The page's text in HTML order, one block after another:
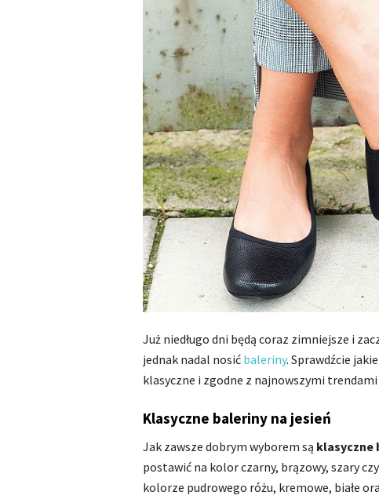
Już niedługo dni będą coraz zimniejsze i
jednak nadal nosić baleriny. Sprawdźcie jakie
klasyczne i zgodne z najnowszymi
Klasyczne baleriny na jesień
Jak zawsze dobrym wyborem są klasyczne
postawić na kolor czarny, brązowy, szary
kolorze pudrowego różu, kremowe, białe